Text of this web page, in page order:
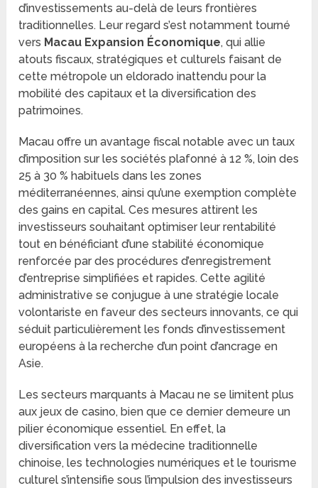
d’investissements au-delà de leurs frontières
traditionnelles. Leur regard s’est notamment tourné
vers Macau Expansion Économique, qui allie
atouts fiscaux, stratégiques et culturels faisant de
cette métropole un eldorado inattendu pour la
mobilité des capitaux et la diversification des
patrimoines.
Macau offre un avantage fiscal notable avec un taux
d’imposition sur les sociétés plafonné à 12 %, loin des
25 à 30 % habituels dans les zones
méditerranéennes, ainsi qu’une exemption complète
des gains en capital. Ces mesures attirent les
investisseurs souhaitant optimiser leur rentabilité
tout en bénéficiant d’une stabilité économique
renforcée par des procédures d’enregistrement
d’entreprise simplifiées et rapides. Cette agilité
administrative se conjugue à une stratégie locale
volontariste en faveur des secteurs innovants, ce qui
séduit particulièrement les fonds d’investissement
européens à la recherche d’un point d’ancrage en
Asie.
Les secteurs marquants à Macau ne se limitent plus
aux jeux de casino, bien que ce dernier demeure un
pilier économique essentiel. En effet, la
diversification vers la médecine traditionnelle
chinoise, les technologies numériques et le tourisme
culturel s’intensifie sous l’impulsion des investisseurs